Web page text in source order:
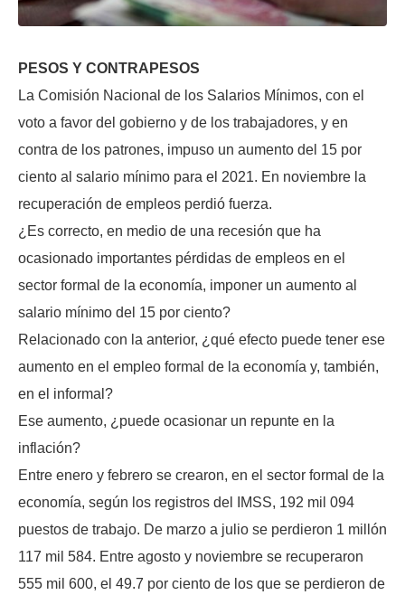
PESOS Y CONTRAPESOS
La Comisión Nacional de los Salarios Mínimos, con el
voto a favor del gobierno y de los trabajadores, y en
contra de los patrones, impuso un aumento del 15 por
ciento al salario mínimo para el 2021. En noviembre la
recuperación de empleos perdió fuerza.
¿Es correcto, en medio de una recesión que ha
ocasionado importantes pérdidas de empleos en el
sector formal de la economía, imponer un aumento al
salario mínimo del 15 por ciento?
Relacionado con la anterior, ¿qué efecto puede tener ese
aumento en el empleo formal de la economía y, también,
en el informal?
Ese aumento, ¿puede ocasionar un repunte en la
inflación?
Entre enero y febrero se crearon, en el sector formal de la
economía, según los registros del IMSS, 192 mil 094
puestos de trabajo. De marzo a julio se perdieron 1 millón
117 mil 584. Entre agosto y noviembre se recuperaron
555 mil 600, el 49.7 por ciento de los que se perdieron de